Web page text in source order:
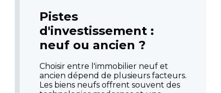
Pistes
d'investissement :
neuf ou ancien ?
Choisir entre l'immobilier neuf et
ancien dépend de plusieurs facteurs.
Les biens neufs offrent souvent des